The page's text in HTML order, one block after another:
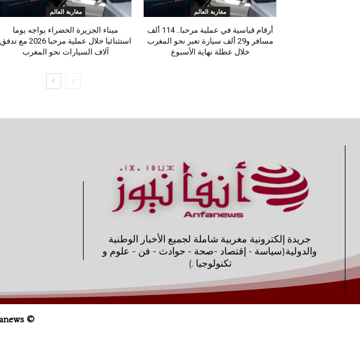
مغاربة العالم
أرقام قياسية في عملية مرحبا.. 114 ألف
مسافر و29 ألف سيارة تعبر نحو المغرب
خلال عطلة نهاية الأسبوع
مغاربة العالم
ميناء الجزيرة الخضراء يواجه يوما
استثنائيا خلال عملية مرحبا 2026 مع تدفق
آلاف السيارات نحو المغرب
جريدة إلكترونية مغربية شاملة لجميع الأخبار الوطنية
والدولية(سياسة - إقتصاد -صحة - حوادث - فن - علوم و
تكنولوجيا .)
© Anfanews جميع الحقوق محفوظة لموقع